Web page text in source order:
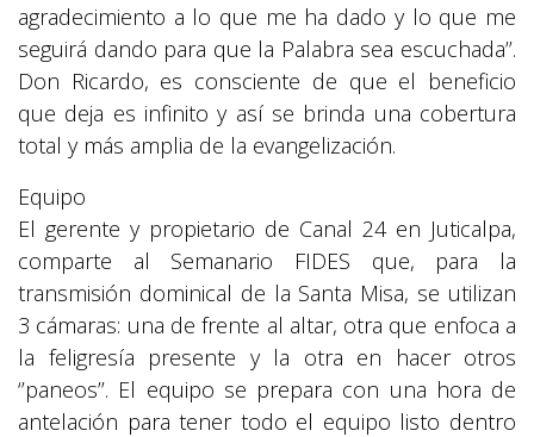
agradecimiento a lo que me ha dado y lo que me
seguirá dando para que la Palabra sea escuchada’’.
Don Ricardo, es consciente de que el beneficio
que deja es infinito y así se brinda una cobertura
total y más amplia de la evangelización.
Equipo
El gerente y propietario de Canal 24 en Juticalpa,
comparte al Semanario FIDES que, para la
transmisión dominical de la Santa Misa, se utilizan
3 cámaras: una de frente al altar, otra que enfoca a
la feligresía presente y la otra en hacer otros
‘’paneos’’. El equipo se prepara con una hora de
antelación para tener todo el equipo listo dentro